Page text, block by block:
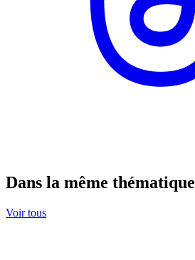
Dans la même thématique
Voir tous